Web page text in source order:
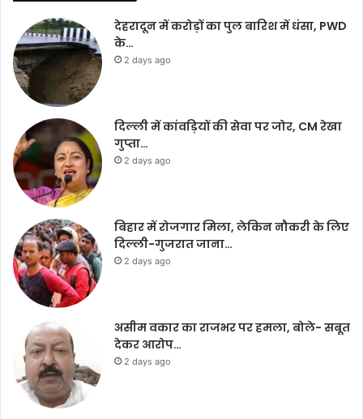
देहरादून में करोड़ों का पुल बारिश में धंसा, PWD
के…
2 days ago
दिल्ली में कांवड़ियों की सेवा पर जोर, CM रेखा
गुप्ता…
2 days ago
बिहार में रोजगार मिला, लेकिन नौकरी के लिए
दिल्ली-गुजरात जाना…
2 days ago
असीम वकार का राजभर पर हमला, बोले- सबूत
देकर आरोप…
2 days ago